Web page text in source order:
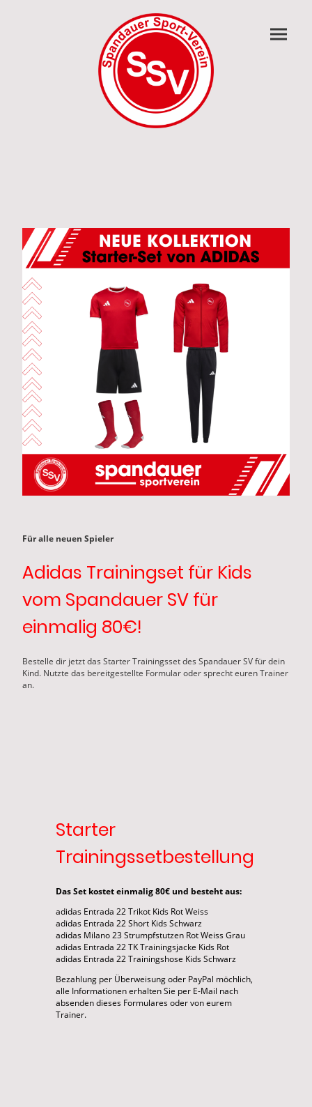
Für alle neuen Spieler
Adidas Trainingset für Kids
vom Spandauer SV für
einmalig 80€!
Bestelle dir jetzt das Starter Trainingsset des Spandauer SV für dein
Kind. Nutzte das bereitgestellte Formular oder sprecht euren Trainer
an.
Starter
Trainingssetbestellung
Das Set kostet einmalig 80€ und besteht aus:
adidas Entrada 22 Trikot Kids Rot Weiss
adidas Entrada 22 Short Kids Schwarz
adidas Milano 23 Strumpfstutzen Rot Weiss Grau
adidas Entrada 22 TK Trainingsjacke Kids Rot
adidas Entrada 22 Trainingshose Kids Schwarz
Bezahlung per Überweisung oder PayPal möchlich,
alle Informationen erhalten Sie per E-Mail nach
absenden dieses Formulares oder von eurem
Trainer.